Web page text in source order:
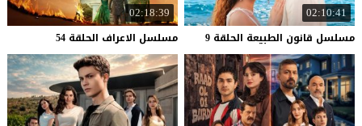
02:10:41
مسلسل قانون الطبيعة الحلقة 9
02:18:39
مسلسل الاعراف الحلقة 54